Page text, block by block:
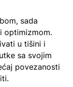
sada
optimizmom.
​​u tišini i
sa svojim
povezanosti